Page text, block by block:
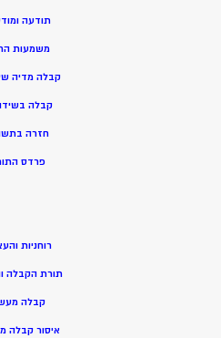
תודעה
משמעות
קבלה מדיה
קבלה
חזרה
פרדס
רוחניות
תורת הקבלה
קבלה
איסור קבלה